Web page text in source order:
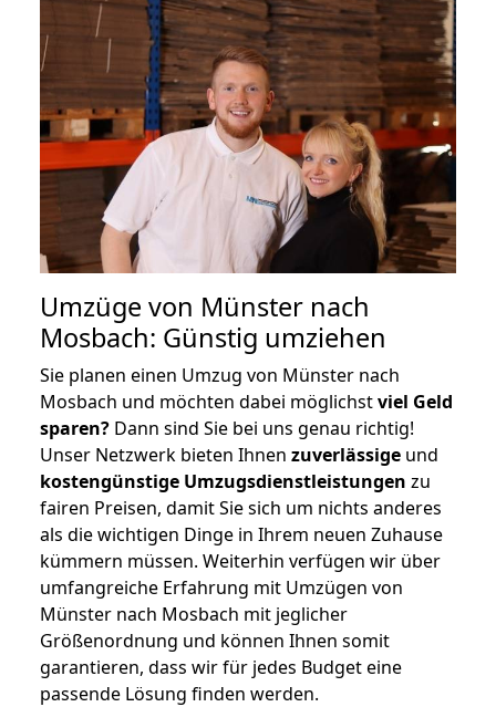
Umzüge von Münster nach
Mosbach: Günstig umziehen
Sie planen einen Umzug von Münster nach
Mosbach und möchten dabei möglichstviel Geld
sparen? Dann sind Sie bei uns genau richtig!
Unser Netzwerk bieten Ihnen zuverlässige und
kostengünstige Umzugsdienstleistungen zu
fairen Preisen, damit Sie sich um nichts anderes
als die wichtigen Dinge in Ihrem neuen Zuhause
kümmern müssen. Weiterhin verfügen wir über
umfangreiche Erfahrung mit Umzügen von
Münster nach Mosbach mit jeglicher
Größenordnung und können Ihnen somit
garantieren, dass wir für jedes Budget eine
passende Lösung finden werden.